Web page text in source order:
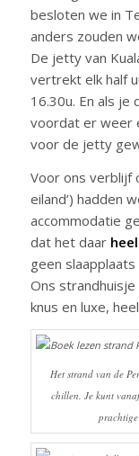
besloten we in
anders zouden
De jetty van
vertrekt elk half
16.30u. En als
voordat er weer
voor de jetty
Voor ons verblijf
eiland’) hadden
accommodatie
dat het daar
geen
Ons strandhuisje
knus en luxe,
Het strand van de
chillen. Je kunt